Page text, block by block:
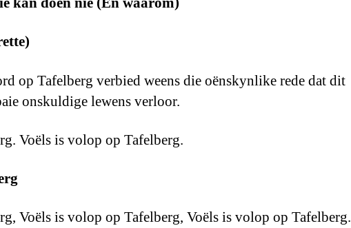
op Tafelberg verbied weens die oënskynlike rede dat dit
onskuldige lewens verloor.
Voëls is volop op Tafelberg.
Voëls is volop op Tafelberg, Voëls is volop op Tafelberg.